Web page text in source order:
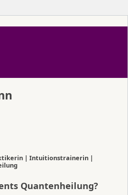
| Intuitionstrainerin |
Quantenheilung?